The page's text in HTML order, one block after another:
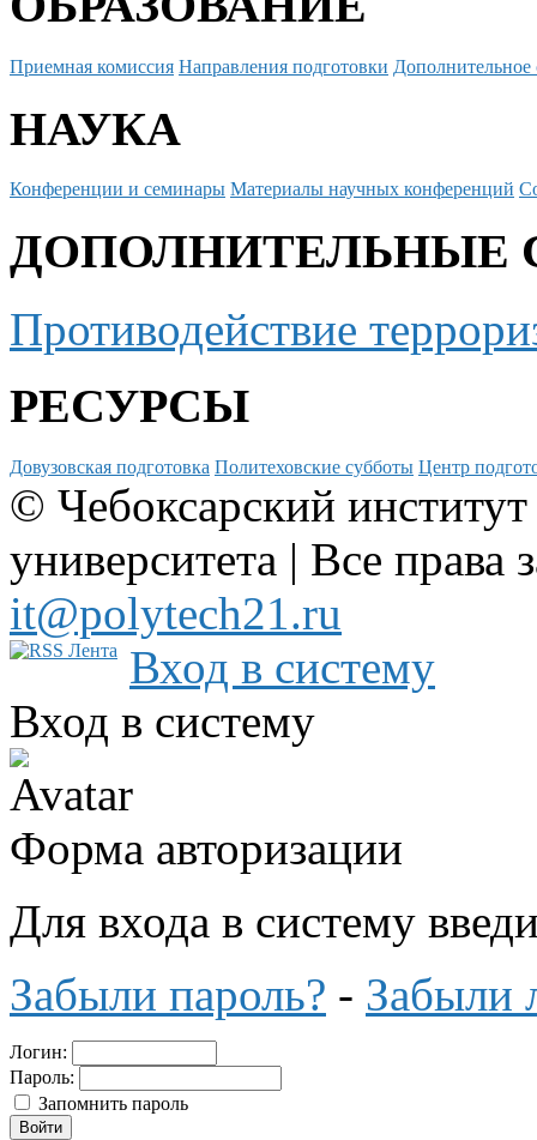
Приемная комиссия Направления подготовки Дополнительное
НАУКА
Конференции и семинары Материалы научных конференций
ДОПОЛНИТЕЛЬНЫЕ
Противодействие
РЕСУРСЫ
Довузовская подготовка Политеховские субботы Центр
© Чебоксарский
университета | Все
it@polytech21.ru
Вход в систему
Вход в систему
Форма авторизации
Для входа в систему
Забыли пароль? - Забыли
Логин:
Пароль:
Запомнить пароль